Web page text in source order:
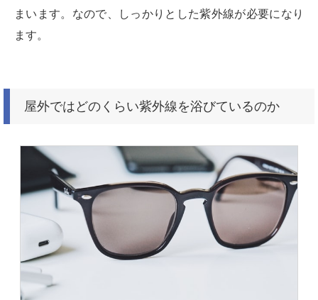
まいます。なので、しっかりとした紫外線が必要になり
ます。
屋外ではどのくらい紫外線を浴びているのか